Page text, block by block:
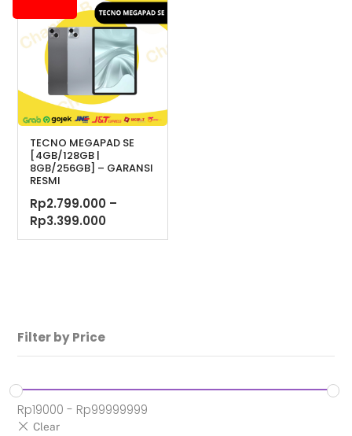
TECNO MEGAPAD SE
[4GB/128GB |
8GB/256GB] – GARANSI
RESMI
Rp2.799.000 –
Rp3.399.000Rentang
harga:
Filter by Price
Rp19000 - Rp99999999